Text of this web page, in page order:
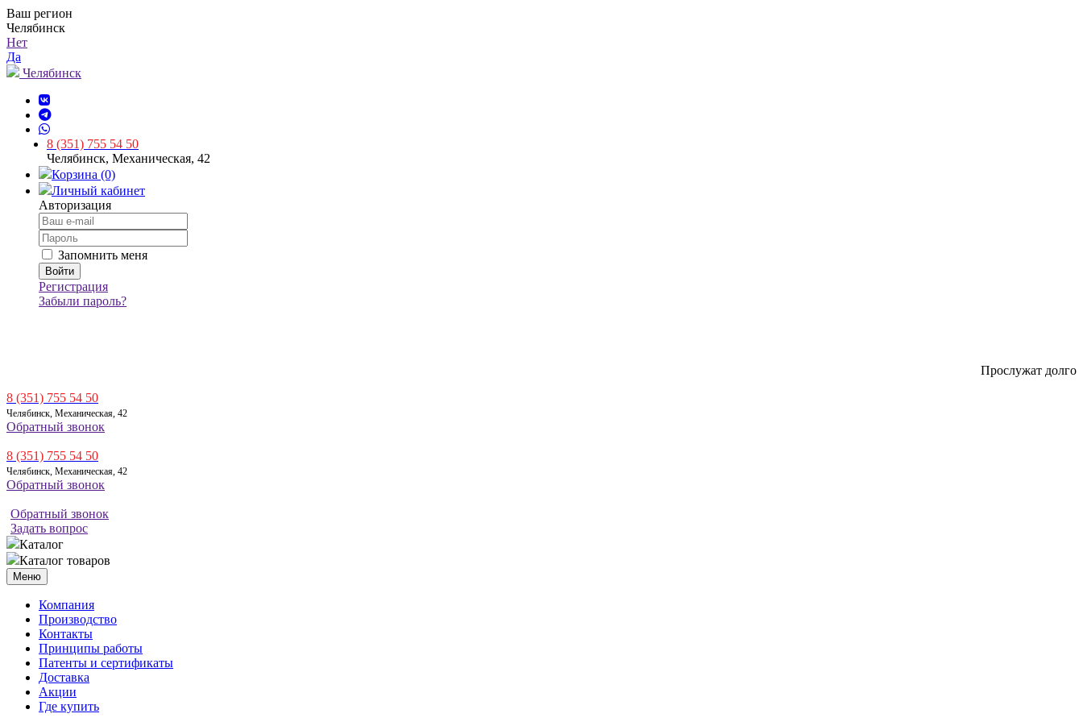
Ваш регион
Челябинск
Нет
Да
Челябинск
8 (351) 755 54 50
Челябинск, Механическая, 42
Корзина (0)
Личный кабинет
Авторизация
Запомнить меня
Регистрация
Забыли пароль?
Прослужат долго
8 (351) 755 54 50
Челябинск, Механическая, 42
Обратный звонок
8 (351) 755 54 50
Челябинск, Механическая, 42
Обратный звонок
Обратный звонок
Задать вопрос
Каталог
Каталог товаров
Меню
Компания
Производство
Контакты
Принципы работы
Патенты и сертификаты
Доставка
Акции
Где купить